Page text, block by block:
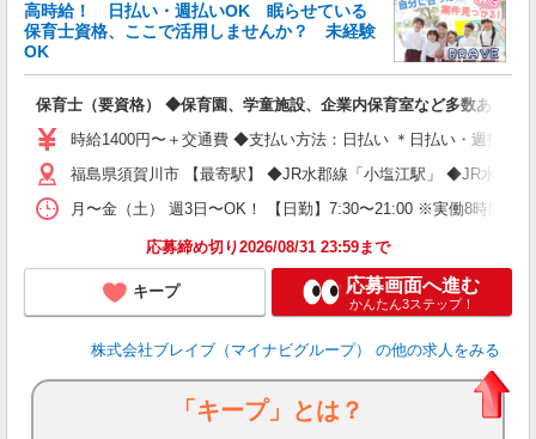
高時給！ 日払い・週払いOK 眠らせている
保育士資格、ここで活用しませんか？ 未経験
OK
保育士（要資格） ◆保育園、学童施設、企業内保育室など多数あり
時給1400円〜＋交通費 ◆支払い方法：日払い ＊日払い・週払い
福島県須賀川市 【最寄駅】 ◆JR水郡線「小塩江駅」 ◆JR水郡
月〜金（土） 週3日〜OK！ 【日勤】7:30〜21:00 ※実働8時間勤
応募締め切り2026/08/31 23:59まで
キープ 応募画面へ進む
かんたん3ステップ！
株式会社ブレイブ（マイナビグループ） の他の求人をみる
「キープ」とは？